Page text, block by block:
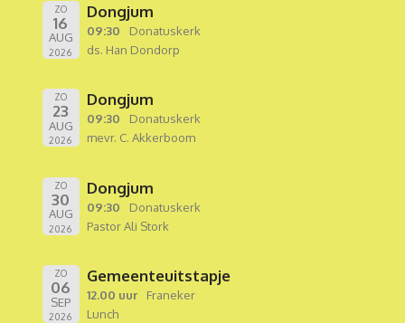
ZO
16
AUG
2026
Dongjum
09:30
Donatuskerk
ds. Han Dondorp
ZO
23
AUG
2026
Dongjum
09:30
Donatuskerk
mevr. C. Akkerboom
ZO
30
AUG
2026
Dongjum
09:30
Donatuskerk
Pastor Ali Stork
ZO
06
SEP
2026
Gemeenteuitstapje
12.00 uur
Franeker
Lunch